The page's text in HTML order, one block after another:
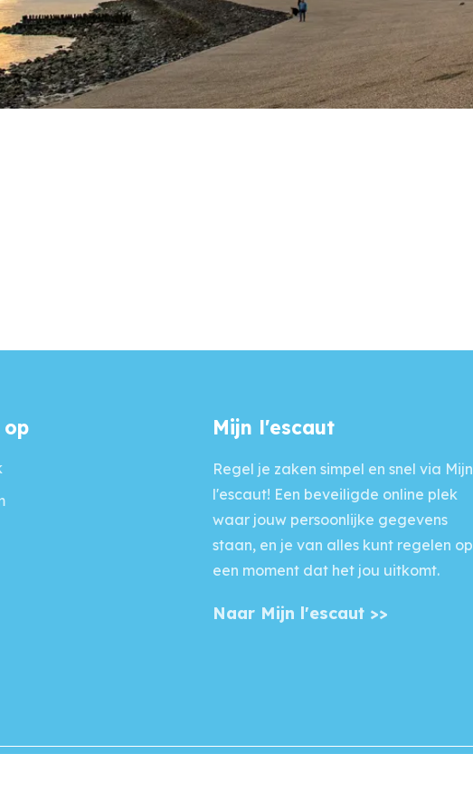
op Mijn l'escaut
Regel je zaken simpel en snel via Mijn
l'escaut! Een beveiligde online plek
waar jouw persoonlijke gegevens
staan, en je van alles kunt regelen op
een moment dat het jou uitkomt.
Naar Mijn l'escaut >>